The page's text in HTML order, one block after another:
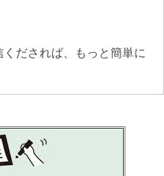
だされば、もっと簡単に